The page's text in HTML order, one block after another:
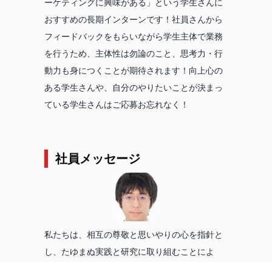
おすすめの長期インターンです！社員さんから
フィードバックをもらいながら学生主体で業務
を行うため、主体性は勿論のこと、思考力・行
動力も身につくことが期待されます！向上心の
ある学生さんや、自分のやりたいことが決まっ
ている学生さんはご応募お忘れなく！
社員メッセージ
私たちは、相互の尊敬と思いやりの心を指針と
し、たゆまぬ実践と研究に取り組むことによ